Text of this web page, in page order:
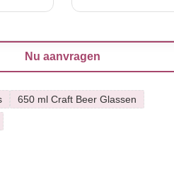
Nu aanvragen
650 ml Craft Beer Glassen